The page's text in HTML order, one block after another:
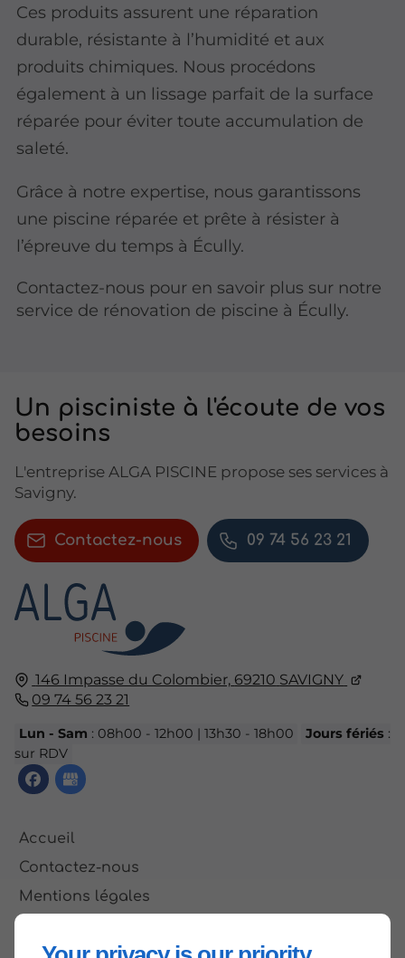
Ces produits assurent une réparation
durable, résistante à l’humidité et aux
produits chimiques. Nous procédons
également à un lissage parfait de la surface
réparée pour éviter toute accumulation de
saleté.
Grâce à notre expertise, nous garantissons
une piscine réparée et prête à résister à
l’épreuve du temps à Écully.
Contactez-nous pour en savoir plus sur notre
service de rénovation de piscine à Écully.
146 Impasse du Colombier, 69210 SAVIGNY
09 74 56 23 21
Lun - Sam : 08h00 - 12h00 | 13h30 - 18h00 Jours fériés:
sur RDV
Accueil
Contactez-nous
Mentions légales
Un pisciniste à l'écoute de vos
besoins
L'entreprise ALGA PISCINE propose ses services à
Savigny.
Contactez-nous 09 74 56 23 21